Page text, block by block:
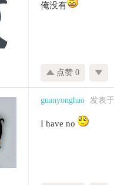
俺没有
点赞 0
guanyonghao 发表
I have no